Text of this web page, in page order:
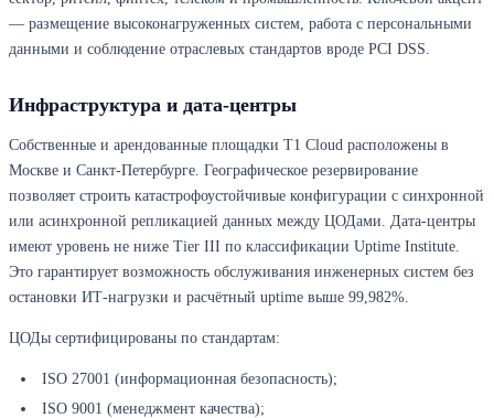
— размещение высоконагруженных систем, работа с персональными
данными и соблюдение отраслевых стандартов вроде PCI DSS.
Инфраструктура и дата-центры
Собственные и арендованные площадки T1 Cloud расположены в
Москве и Санкт-Петербурге. Географическое резервирование
позволяет строить катастрофоустойчивые конфигурации с синхронной
или асинхронной репликацией данных между ЦОДами. Дата-центры
имеют уровень не ниже Tier III по классификации Uptime Institute.
Это гарантирует возможность обслуживания инженерных систем без
остановки ИТ-нагрузки и расчётный uptime выше 99,982%.
ЦОДы сертифицированы по стандартам:
ISO 27001 (информационная безопасность);
ISO 9001 (менеджмент качества);